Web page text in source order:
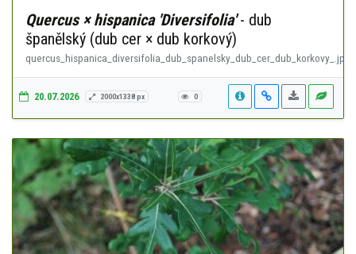
Quercus × hispanica 'Diversifolia'- dub
španělský (dub cer × dub korkový)
quercus_hispanica_diversifolia_dub_spanelsky_dub_cer_dub_korkovy_.jpg
20.07.2026 2000x1338 px 0